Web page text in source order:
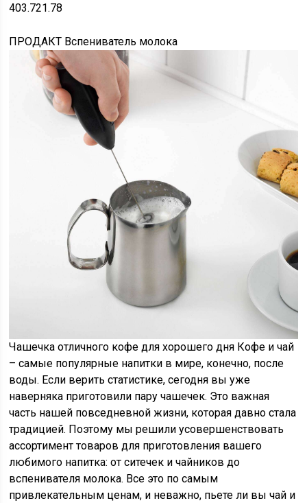
403.721.78
ПРОДАКТ Вспениватель молока
Чашечка отличного кофе для хорошего дня Кофе и чай
– самые популярные напитки в мире, конечно, после
воды. Если верить статистике, сегодня вы уже
наверняка приготовили пару чашечек. Это важная
часть нашей повседневной жизни, которая давно стала
традицией. Поэтому мы решили усовершенствовать
ассортимент товаров для приготовления вашего
любимого напитка: от ситечек и чайников до
вспенивателя молока. Все это по самым
привлекательным ценам, и неважно, пьете ли вы чай и